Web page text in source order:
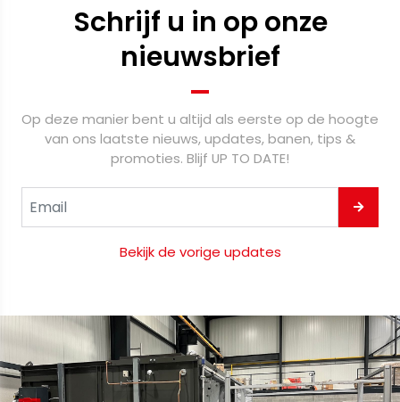
Schrijf u in op onze
nieuwsbrief
Op deze manier bent u altijd als eerste op de hoogte
van ons laatste nieuws, updates, banen, tips &
promoties. Blijf UP TO DATE!
Bekijk de vorige updates